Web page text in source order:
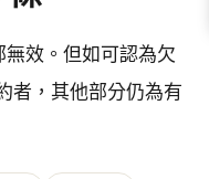
無效。但如可認為欠
者，其他部分仍為有